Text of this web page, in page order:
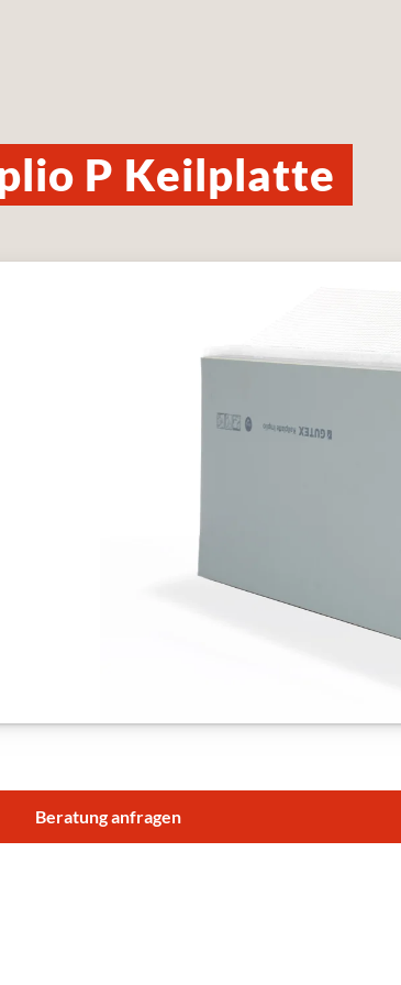
P Keilplatte
Beratung anfragen